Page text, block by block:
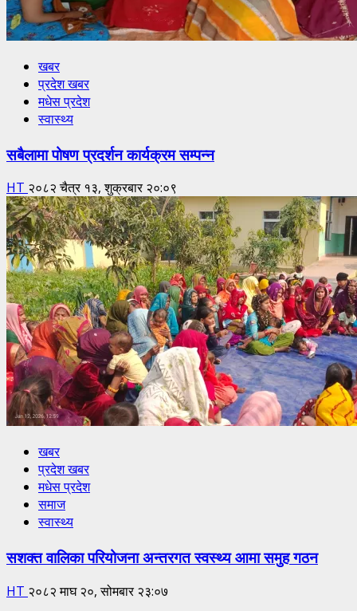
खबर
प्रदेश खबर
मधेस प्रदेश
स्वास्थ्य
सबैलामा पोषण प्रदर्शन कार्यक्रम सम्पन्न
HT २०८२ चैत्र १३, शुक्रबार २०:०९
खबर
प्रदेश खबर
मधेस प्रदेश
समाज
स्वास्थ्य
सशक्त वालिका परियोजना अन्तरगत स्वस्थ्य आमा समुह गठन
HT २०८२ माघ २०, सोमबार २३:०७